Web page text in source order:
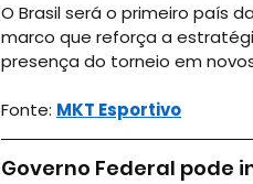
O Brasil será o primeiro país
marco que reforça a
presença do torneio em
Fonte: MKT Esportivo
Governo Federal pode